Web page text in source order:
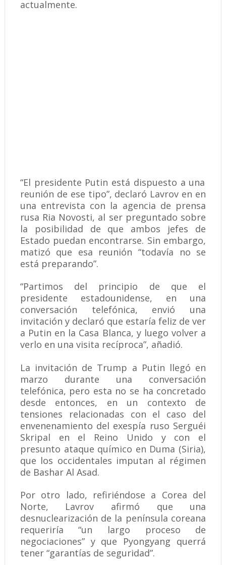
actualmente.
“El presidente Putin está dispuesto a una
reunión de ese tipo”, declaró Lavrov en en
una entrevista con la agencia de prensa
rusa Ria Novosti, al ser preguntado sobre
la posibilidad de que ambos jefes de
Estado puedan encontrarse. Sin embargo,
matizó que esa reunión “todavía no se
está preparando”.
“Partimos del principio de que el
presidente estadounidense, en una
conversación telefónica, envió una
invitación y declaró que estaría feliz de ver
a Putin en la Casa Blanca, y luego volver a
verlo en una visita recíproca”, añadió.
La invitación de Trump a Putin llegó en
marzo durante una conversación
telefónica, pero esta no se ha concretado
desde entonces, en un contexto de
tensiones relacionadas con el caso del
envenenamiento del exespía ruso Serguéi
Skripal en el Reino Unido y con el
presunto ataque químico en Duma (Siria),
que los occidentales imputan al régimen
de Bashar Al Asad.
Por otro lado, refiriéndose a Corea del
Norte, Lavrov afirmó que una
desnuclearización de la península coreana
requeriría “un largo proceso de
negociaciones” y que Pyongyang querrá
tener “garantías de seguridad”.